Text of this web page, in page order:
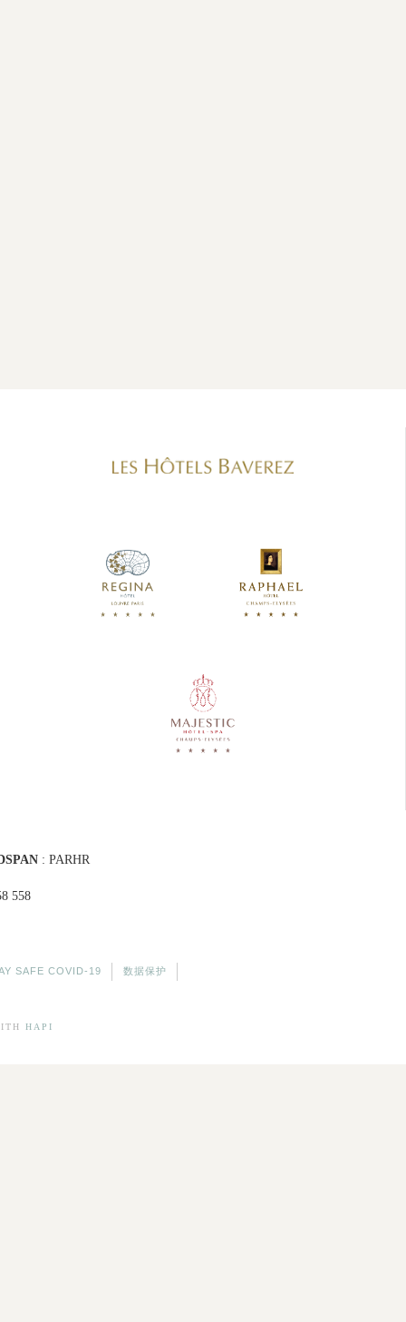
: PARHR
558
SAFE COVID-19 数据保护
HAPI